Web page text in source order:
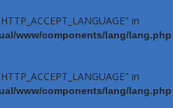
in
www/components/lang/lang.php
in
www/components/lang/lang.php